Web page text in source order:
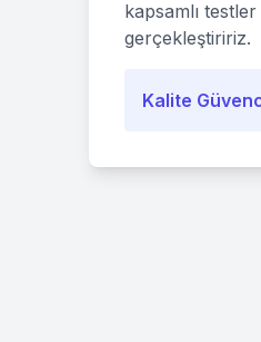
kapsamlı testler
gerçekleştiririz.
Kalite